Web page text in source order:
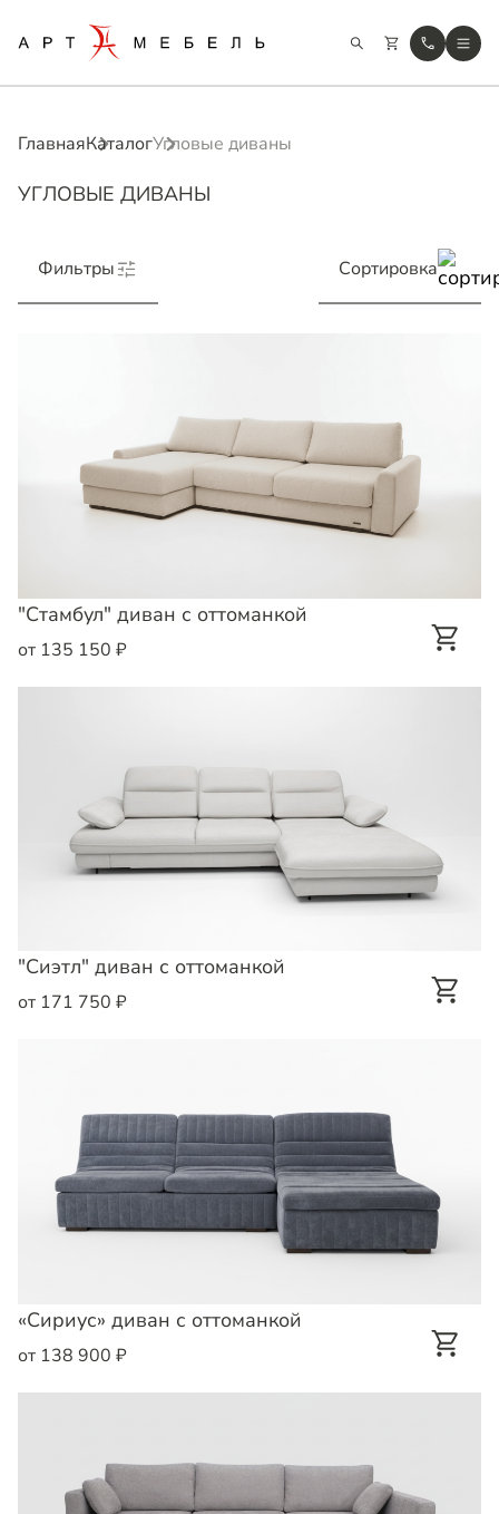
ГлавнаяКаталогУгловые диваны
УГЛОВЫЕ ДИВАНЫ
Фильтры Сортировка
"Стамбул" диван с оттоманкой
от 135 150 ₽
"Сиэтл" диван с оттоманкой
от 171 750 ₽
«Сириус» диван с оттоманкой
от 138 900 ₽